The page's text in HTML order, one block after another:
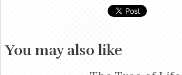
You may also like